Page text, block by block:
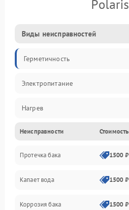
Polaris
Виды неисправностей
Герметичность
Электропитание
Нагрев
Датчики
Механика
Неисправности Стоимость
Протечка бака 1500 ₽
Капает вода 1500 ₽
Коррозия бака 1500 ₽